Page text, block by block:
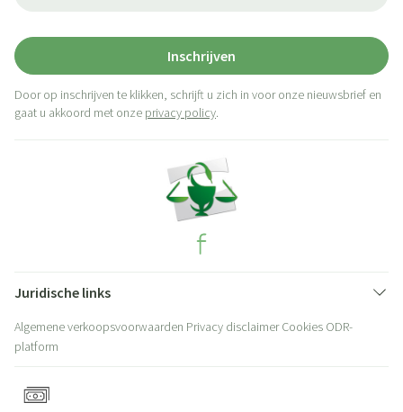
Inschrijven
Door op inschrijven te klikken, schrijft u zich in voor onze nieuwsbrief en
gaat u akkoord met onze privacy policy.
Juridische links
Algemene verkoopsvoorwaarden Privacy disclaimer Cookies ODR-
platform